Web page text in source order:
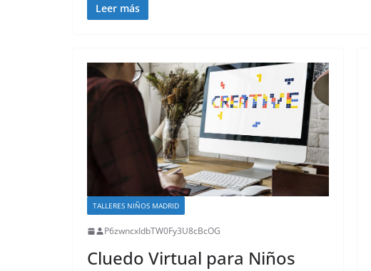
Leer más
TALLERES NIÑOS MADRID
P6zwncxIdbTW0Fy3U8cBcOG
Cluedo Virtual para Niños